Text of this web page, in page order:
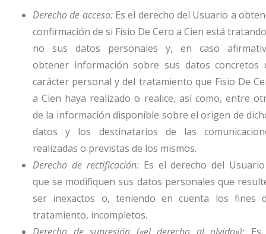
Derecho de acceso:Es el derecho del Usuario a
confirmación de si Fisio De Cero a Cien está
no sus datos personales y, en caso
obtener información sobre sus datos concretos
carácter personal y del tratamiento que Fisio De
a Cien haya realizado o realice, así como, entre
de la información disponible sobre el origen de
datos y los destinatarios de las
realizadas o previstas de los mismos.
Derecho de rectificación:Es el derecho del
que se modifiquen sus datos personales que
ser inexactos o, teniendo en cuenta los fines
tratamiento, incompletos.